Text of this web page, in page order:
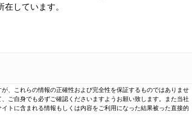
しています。
、これらの情報の正確性および完全性を保証するものではありませ
ご自身でも必ずご確認くださいますようお願い致します。また当社
トに含まれる情報もしくは内容をご利用になった結果被った直接的